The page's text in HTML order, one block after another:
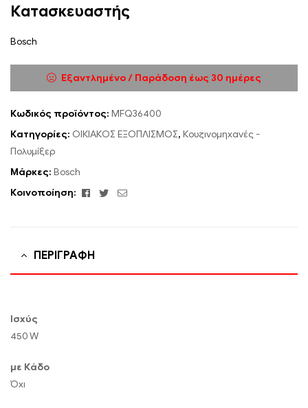
Κατασκευαστής
Bosch
Εξαντλημένο / Παράδοση έως 30 ημέρες
Κωδικός προϊόντος: MFQ36400
Κατηγορίες: ΟΙΚΙΑΚΟΣ ΕΞΟΠΛΙΣΜΟΣ, Κουζινομηχανές -
Πολυμίξερ
Μάρκες: Bosch
Κοινοποίηση:
Facebook
TwitterEmail
ΠΕΡΙΓΡΑΦΉ
Ισχύς
450 W
με Κάδο
Όχι